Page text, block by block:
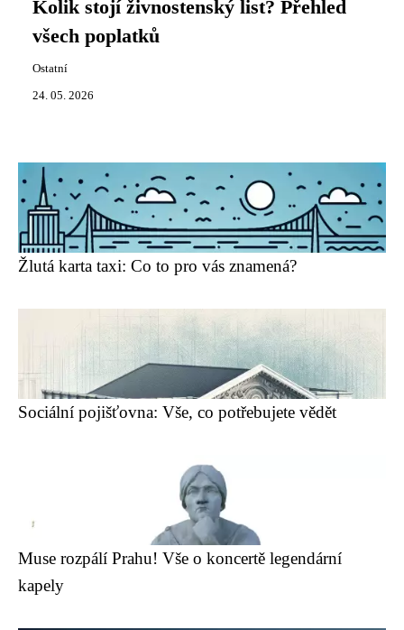
Kolik stojí živnostenský list? Přehled
všech poplatků
Ostatní
24. 05. 2026
Žlutá karta taxi: Co to pro vás znamená?
Sociální pojišťovna: Vše, co potřebujete vědět
Muse rozpálí Prahu! Vše o koncertě legendární
kapely